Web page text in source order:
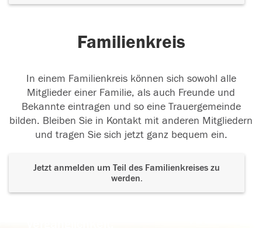
Familienkreis
In einem Familienkreis können sich sowohl alle
Mitglieder einer Familie, als auch Freunde und
Bekannte eintragen und so eine Trauergemeinde
bilden. Bleiben Sie in Kontakt mit anderen Mitgliedern
und tragen Sie sich jetzt ganz bequem ein.
Jetzt anmelden um Teil des Familienkreises zu
werden.